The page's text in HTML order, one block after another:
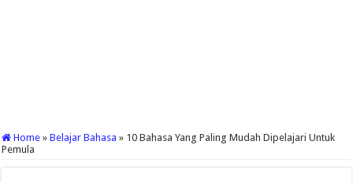
Home » Belajar Bahasa » 10 Bahasa Yang Paling Mudah Dipelajari Untuk
Pemula